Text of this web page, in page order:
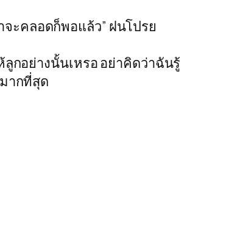
ะคลอดก็พอแล้ว” ฝนโปรย
กอย่างนั้นเหรอ อย่าคิดว่าฉันรู้
ากที่สุด